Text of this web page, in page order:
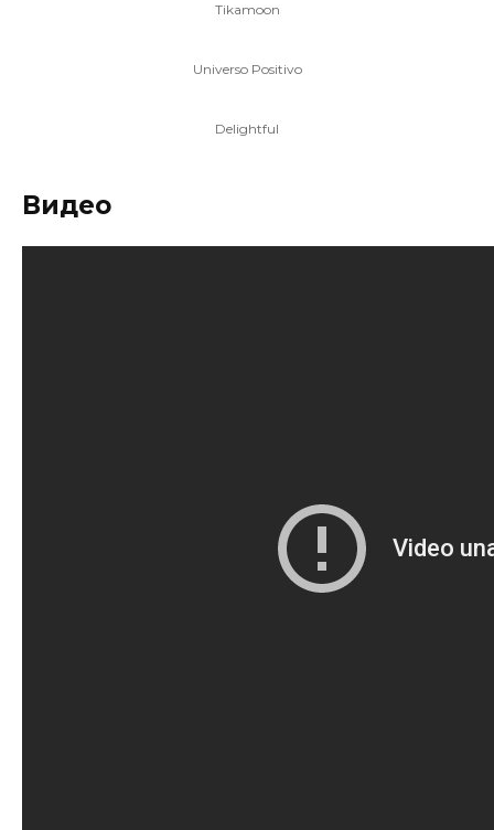
Tikamoon
Universo Positivo
Delightful
Видео